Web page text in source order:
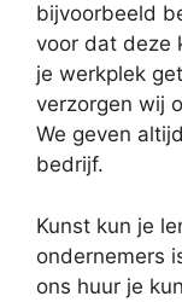
bijvoorbeeld
voor dat deze
je werkplek
verzorgen wij
We geven
bedrijf.
Kunst kun je
ondernemers
ons huur je